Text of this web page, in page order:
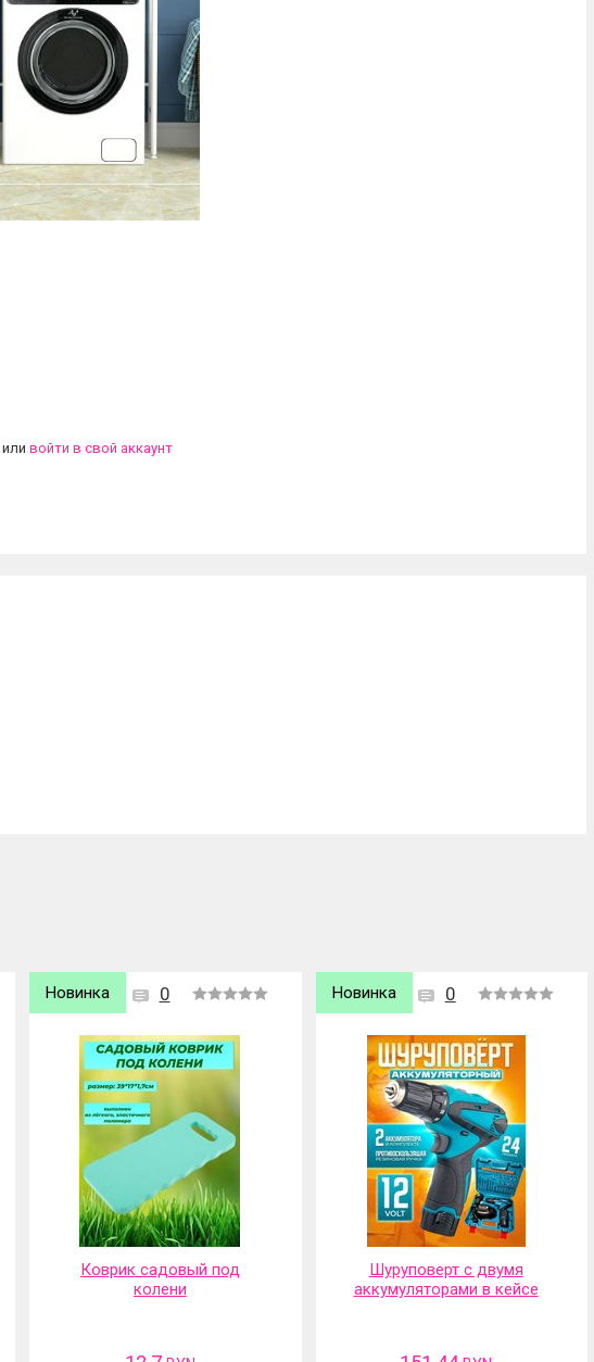
или войти в свой аккаунт
0
Новинка
Коврик садовый под
колени
0
Новинка
Шуруповерт с двумя
аккумуляторами в кейсе